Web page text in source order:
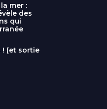
mer :
des
qui
! (et sortie